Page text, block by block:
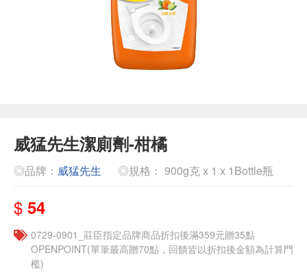
威猛先生潔廁劑-柑橘
◎品牌： 威猛先生 ◎規格： 900g克 x 1 x 1Bottle瓶
$ 54
0729-0901_莊臣指定品牌商品折扣後滿359元贈35點
OPENPOINT(單筆最高贈70點，回饋皆以折扣後金額為計算門
檻)